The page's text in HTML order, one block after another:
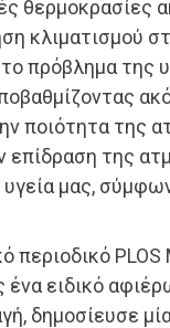
θερμοκρασίες
κλιματισμού
πρόβλημα της
ποιότητα της
επίδραση της
μας,
περιοδικό
ένα ειδικό
δημοσίευσε